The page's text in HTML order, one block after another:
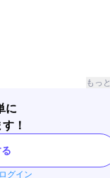
もっ
に
！
ログイン